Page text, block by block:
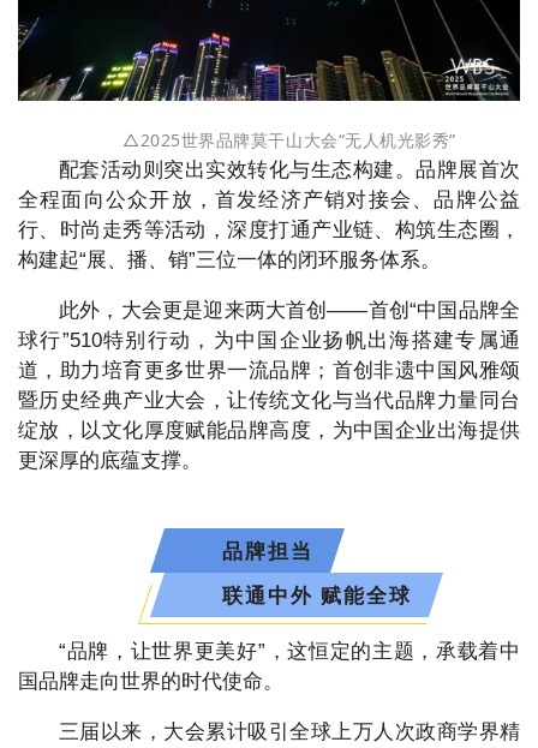
△2025世界品牌莫干山大会“无人机光影秀”
配套活动则突出实效转化与生态构建。品牌展首次
全程面向公众开放，首发经济产销对接会、品牌公益
行、时尚走秀等活动，深度打通产业链、构筑生态圈，
构建起“展、播、销”三位一体的闭环服务体系。
此外，大会更是迎来两大首创——首创“中国品牌全
球行”510特别行动，为中国企业扬帆出海搭建专属通
道，助力培育更多世界一流品牌；首创非遗中国风雅颂
暨历史经典产业大会，让传统文化与当代品牌力量同台
绽放，以文化厚度赋能品牌高度，为中国企业出海提供
更深厚的底蕴支撑。
品牌担当
联通中外 赋能全球
“品牌，让世界更美好”，这恒定的主题，承载着中
国品牌走向世界的时代使命。
三届以来，大会累计吸引全球上万人次政商学界精